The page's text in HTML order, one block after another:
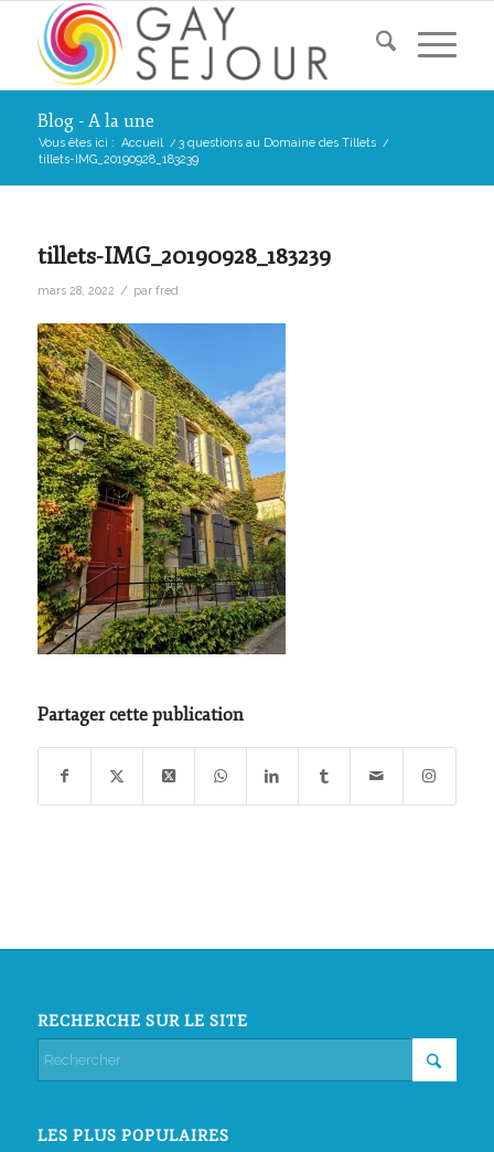
Blog - A la une
Vous êtes ici : Accueil / 3 questions au Domaine des Tillets /
tillets-IMG_20190928_183239
tillets-IMG_20190928_183239
mars 28, 2022 / par fred
Partager cette publication
RECHERCHE SUR LE SITE
LES PLUS POPULAIRES